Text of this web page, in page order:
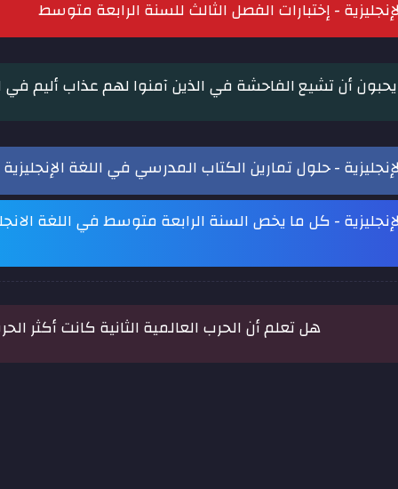
- إختبارات الفصل الثالث للسنة الرابعة متوسط
أن تشيع الفاحشة في الذين آمنوا لهم عذاب أليم في
- حلول تمارين الكتاب المدرسي في اللغة الإنجليزية 4 متوسط
- كل ما يخص السنة الرابعة متوسط في اللغة
هل تعلم أن الحرب العالمية الثانية كانت أكثر